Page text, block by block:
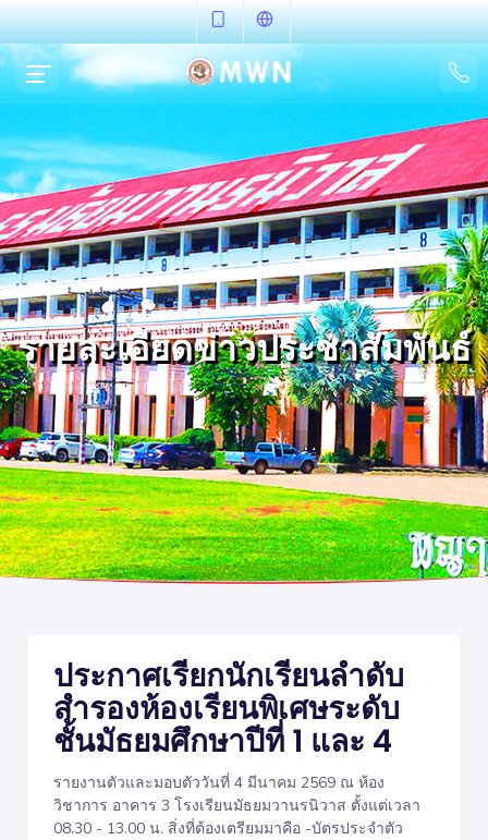
รายละเอียดข่าวประชาสัมพันธ์
ประกาศเรียกนักเรียนลำดับ
สำรองห้องเรียนพิเศษระดับ
ชั้นมัธยมศึกษาปีที่ 1 และ 4
รายงานตัวและมอบตัววันที่ 4 มีนาคม 2569 ณ ห้อง
วิชาการ อาคาร 3 โรงเรียนมัธยมวานรนิวาส ตั้งแต่เวลา
08.30 - 13.00 น. สิ่งที่ต้องเตรียมมาคือ -บัตรประจำตัว